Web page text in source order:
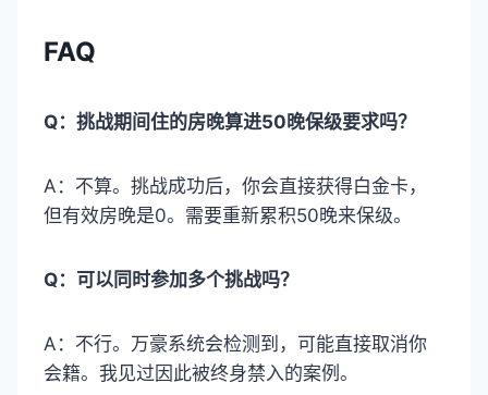
FAQ
Q：挑战期间住的房晚算进50晚保级要求吗？
A：不算。挑战成功后，你会直接获得白金卡，
但有效房晚是0。需要重新累积50晚来保级。
Q：可以同时参加多个挑战吗？
A：不行。万豪系统会检测到，可能直接取消你
会籍。我见过因此被终身禁入的案例。